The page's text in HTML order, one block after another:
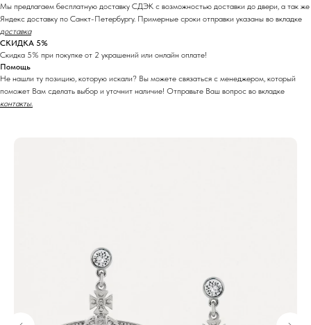
Мы предлагаем бесплатную доставку СДЭК с возможностью доставки до двери, а так же
Яндекс доставку по Санкт-Петербургу. Примерные сроки отправки указаны во вкладке
доставка
СКИДКА 5%
Скидка 5% при покупке от 2 украшений или онлайн оплате!
Помощь
Не нашли ту позицию, которую искали? Вы можете связаться с менеджером, который
поможет Вам сделать выбор и уточнит наличие! Отправьте Ваш вопрос во вкладке
контакты.